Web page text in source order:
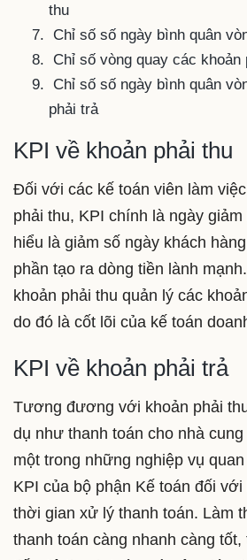
thu
Chỉ số số ngày bình quân
Chỉ số vòng quay các khoản
Chỉ số số ngày bình quân
phải trả
KPI về khoản phải thu
Đối với các kế toán viên làm
phải thu, KPI chính là ngày
hiểu là giảm số ngày khách
phần tạo ra dòng tiền lành
khoản phải thu quản lý các
do đó là cốt lõi của kế toán
KPI về khoản phải trả
Tương đương với khoản phải
dụ như thanh toán cho nhà
một trong những nghiệp vụ
KPI của bộ phận Kế toán đối
thời gian xử lý thanh toán. Làm
thanh toán càng nhanh càng